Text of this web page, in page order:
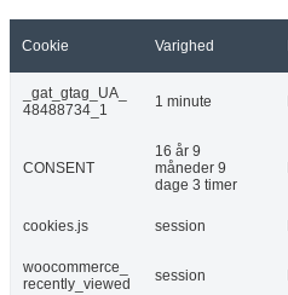
Cookie Varighed
_gat_gtag_UA_
48488734_1
1 minute
CONSENT
16 år 9
måneder 9
dage 3 timer
cookies.js session
woocommerce_
recently_viewed
session